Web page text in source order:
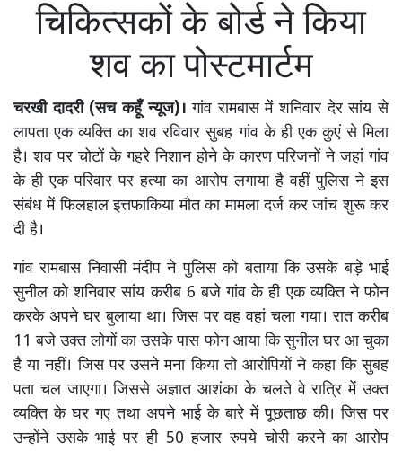
चिकित्सकों के बोर्ड ने किया
शव का पोस्टमार्टम
चरखी दादरी (सच कहूँ न्यूज)। गांव रामबास में शनिवार देर सांय से
लापता एक व्यक्ति का शव रविवार सुबह गांव के ही एक कुएं से मिला
है। शव पर चोटों के गहरे निशान होने के कारण परिजनों ने जहां गांव
के ही एक परिवार पर हत्या का आरोप लगाया है वहीं पुलिस ने इस
संबंध में फिलहाल इत्तफाकिया मौत का मामला दर्ज कर जांच शुरू कर
दी है।
गांव रामबास निवासी मंदीप ने पुलिस को बताया कि उसके बड़े भाई
सुनील को शनिवार सांय करीब 6 बजे गांव के ही एक व्यक्ति ने फोन
करके अपने घर बुलाया था। जिस पर वह वहां चला गया। रात करीब
11 बजे उक्त लोगों का उसके पास फोन आया कि सुनील घर आ चुका
है या नहीं। जिस पर उसने मना किया तो आरोपियों ने कहा कि सुबह
पता चल जाएगा। जिससे अज्ञात आशंका के चलते वे रात्रि में उक्त
व्यक्ति के घर गए तथा अपने भाई के बारे में पूछताछ की। जिस पर
उन्होंने उसके भाई पर ही 50 हजार रुपये चोरी करने का आरोप